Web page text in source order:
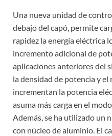
Una nueva unidad de
debajo del capó, permite
rapidez la energía eléctrica
incremento adicional de
aplicaciones anteriores del
la densidad de potencia y
incrementan la potencia
asuma más carga en el
Además, se ha utilizado un
con núcleo de aluminio. El